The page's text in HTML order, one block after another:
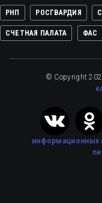
РНП РОСГВАРДИЯ
СЧЕТНАЯ ПАЛАТА ФАС
© Copyright
информационных